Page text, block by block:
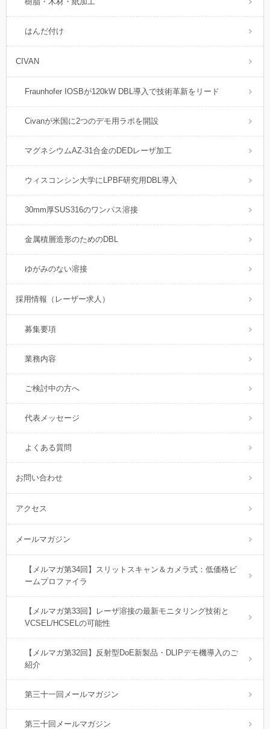
はんだ付け
CIVAN
Fraunhofer IOSBが120kW DBL導入で技術革新をリード
Civanが米国に2つのデモ用ラボを開設
マグネシウムAZ-31合金のDEDレーザ加工
ウィスコンシン大学にLPBF研究用DBL導入
30mm厚SUS316のワンパス溶接
金属積層造形のためのDBL
ゆがみのない溶接
採用情報（レーザー求人）
募集要項
業務内容
ご検討中の方へ
代表メッセージ
よくある質問
お問い合わせ
アクセス
メールマガジン
【メルマガ第34回】スリットスキャン＆カメラ式：低価格ビ
ームプロファイラ
【メルマガ第33回】レーザ溶接の最新モニタリング技術と
VCSEL/HCSELの可能性
【メルマガ第32回】反射型DoE新製品・DLIPデモ機導入のご
紹介
第三十一回メールマガジン
第三十回メールマガジン